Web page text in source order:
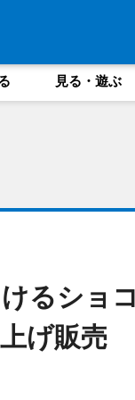
見る・遊ぶ
るショ
げ販売